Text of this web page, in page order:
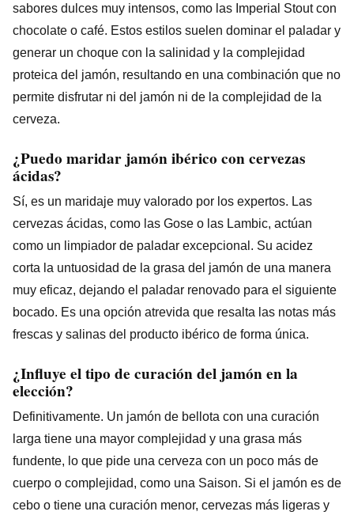
sabores dulces muy intensos, como las Imperial Stout con
chocolate o café. Estos estilos suelen dominar el paladar y
generar un choque con la salinidad y la complejidad
proteica del jamón, resultando en una combinación que no
permite disfrutar ni del jamón ni de la complejidad de la
cerveza.
¿Puedo maridar jamón ibérico con cervezas
ácidas?
Sí, es un maridaje muy valorado por los expertos. Las
cervezas ácidas, como las Gose o las Lambic, actúan
como un limpiador de paladar excepcional. Su acidez
corta la untuosidad de la grasa del jamón de una manera
muy eficaz, dejando el paladar renovado para el siguiente
bocado. Es una opción atrevida que resalta las notas más
frescas y salinas del producto ibérico de forma única.
¿Influye el tipo de curación del jamón en la
elección?
Definitivamente. Un jamón de bellota con una curación
larga tiene una mayor complejidad y una grasa más
fundente, lo que pide una cerveza con un poco más de
cuerpo o complejidad, como una Saison. Si el jamón es de
cebo o tiene una curación menor, cervezas más ligeras y